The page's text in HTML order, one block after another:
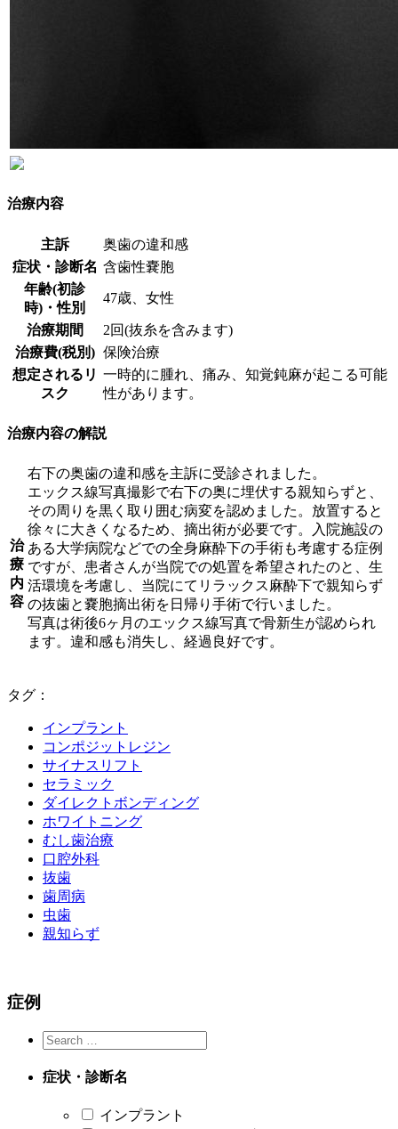
治療内容
主訴
奥歯の違和感
症状・診断名 含歯性嚢胞
年齢(初診
時)・性別
47歳、女性
治療期間
2回(抜糸を含みます)
治療費(税別) 保険治療
想定されるリ
スク
一時的に腫れ、痛み、知覚鈍麻が起こる可能
性があります。
治療内容の解説
治
療
内
容
右下の奥歯の違和感を主訴に受診されました。
エックス線写真撮影で右下の奥に埋伏する親知らずと、
その周りを黒く取り囲む病変を認めました。放置すると
徐々に大きくなるため、摘出術が必要です。入院施設の
ある大学病院などでの全身麻酔下の手術も考慮する症例
ですが、患者さんが当院での処置を希望されたのと、生
活環境を考慮し、当院にてリラックス麻酔下で親知らず
の抜歯と嚢胞摘出術を日帰り手術で行いました。
写真は術後6ヶ月のエックス線写真で骨新生が認められ
ます。違和感も消失し、経過良好です。
タグ：
インプラント
コンポジットレジン
サイナスリフト
セラミック
ダイレクトボンディング
ホワイトニング
むし歯治療
口腔外科
抜歯
歯周病
虫歯
親知らず
症例
症状・診断名
インプラント